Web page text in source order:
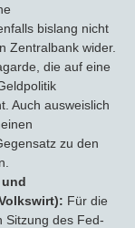
bislang nicht
Zentralbank wider.
die auf eine
Auch ausweislich
zu den
Für die
Sitzung des Fed-